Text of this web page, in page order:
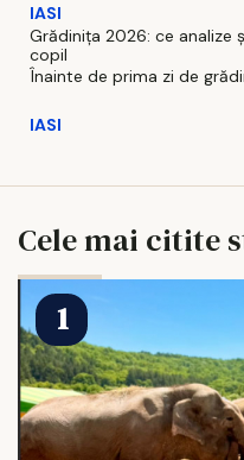
IASI
Grădinița 2026: ce
copil
Înainte de prima zi de
IASI
Cele mai citite